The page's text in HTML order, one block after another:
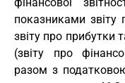
показниками звіту
звіту про прибутки
(звіту про
разом з